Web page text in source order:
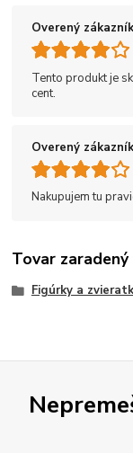
Overený zákazník
Tento produkt je
cent.
Overený zákazník
Nakupujem tu
Tovar
Figúrky a